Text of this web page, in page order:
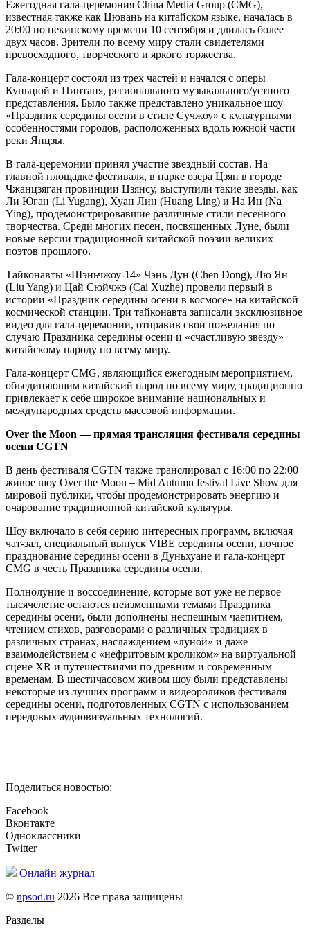
Ежегодная гала-церемония China Media Group (CMG),
известная также как Цювань на китайском языке, началась в
20:00 по пекинскому времени 10 сентября и длилась более
двух часов. Зрители по всему миру стали свидетелями
превосходного, творческого и яркого торжества.
Гала-концерт состоял из трех частей и начался с оперы
Куньцюй и Пинтаня, регионального музыкального/устного
представления. Было также представлено уникальное шоу
«Праздник середины осени в стиле Сучжоу» с культурными
особенностями городов, расположенных вдоль южной части
реки Янцзы.
В гала-церемонии принял участие звездный состав. На
главной площадке фестиваля, в парке озера Цзян в городе
Чжанцзяган провинции Цзянсу, выступили такие звезды, как
Ли Юган (Li Yugang), Хуан Лин (Huang Ling) и На Ин (Na
Ying), продемонстрировавшие различные стили песенного
творчества. Среди многих песен, посвященных Луне, были
новые версии традиционной китайской поэзии великих
поэтов прошлого.
Тайконавты «Шэньчжоу-14» Чэнь Дун (Chen Dong), Лю Ян
(Liu Yang) и Цай Сюйчжэ (Cai Xuzhe) провели первый в
истории «Праздник середины осени в космосе» на китайской
космической станции. Три тайконавта записали эксклюзивное
видео для гала-церемонии, отправив свои пожелания по
случаю Праздника середины осени и «счастливую звезду»
китайскому народу по всему миру.
Гала-концерт CMG, являющийся ежегодным мероприятием,
объединяющим китайский народ по всему миру, традиционно
привлекает к себе широкое внимание национальных и
международных средств массовой информации.
Over the Moon — прямая трансляция фестиваля середины
осени CGTN
В день фестиваля CGTN также транслировал с 16:00 по 22:00
живое шоу Over the Moon – Mid Autumn festival Live Show для
мировой публики, чтобы продемонстрировать энергию и
очарование традиционной китайской культуры.
Шоу включало в себя серию интересных программ, включая
чат-зал, специальный выпуск VIBE середины осени, ночное
празднование середины осени в Дуньхуане и гала-концерт
CMG в честь Праздника середины осени.
Полнолуние и воссоединение, которые вот уже не первое
тысячелетие остаются неизменными темами Праздника
середины осени, были дополнены неспешным чаепитием,
чтением стихов, разговорами о различных традициях в
различных странах, наслаждением «луной» и даже
взаимодействием с «нефритовым кроликом» на виртуальной
сцене XR и путешествиями по древним и современным
временам. В шестичасовом живом шоу были представлены
некоторые из лучших программ и видеороликов фестиваля
середины осени, подготовленных CGTN с использованием
передовых аудиовизуальных технологий.
Поделиться новостью:
Facebook
Вконтакте
Одноклассники
Twitter
Онлайн журнал
© npsod.ru 2026 Все права защищены
Разделы